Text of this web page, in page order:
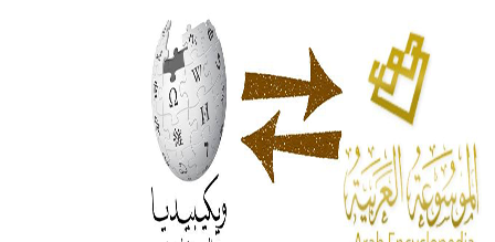
الحكم، الأدلة، تنظيم التغذية، ورسالته في جروح الرأس. ويعود
له الفضل بأنه حرر الطب من الدين والفلسفة.
- هل تعلم أن المرجان إفراز حيواني يتكون في البحر ويتركب
من مادة كربونات الكلسيوم، وهو أحمر أو شديد الحمرة وهو
أجود أنواعه، ويمتاز بكبر الحجم ويسمى الش